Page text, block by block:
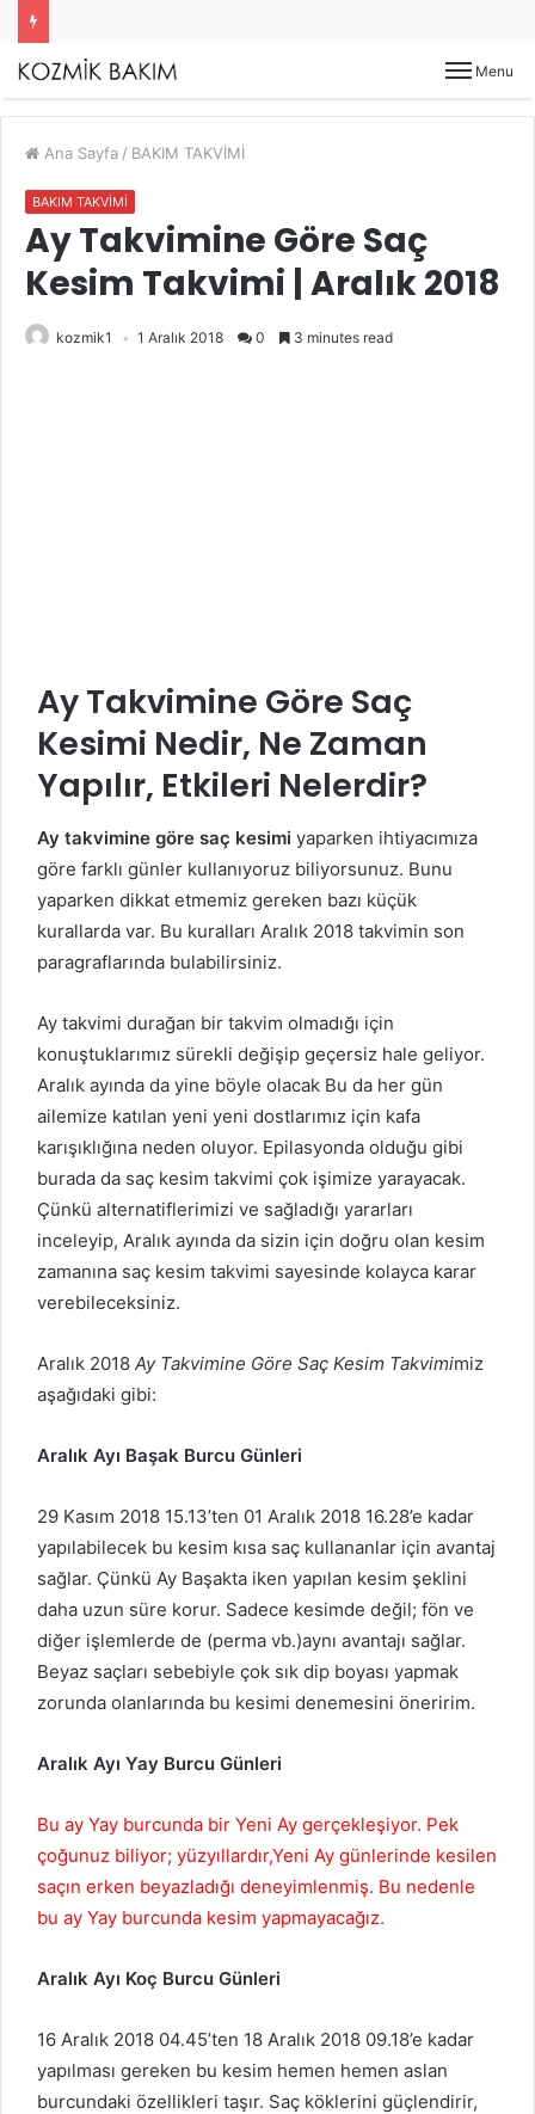
Menu
Ana Sayfa / BAKIM TAKVİMİ
BAKIM TAKVİMİ
Ay Takvimine Göre Saç
Kesim Takvimi | Aralık 2018
kozmik1 1 Aralık 2018 0 3 minutes read
Ay Takvimine Göre Saç
Kesimi Nedir, Ne Zaman
Yapılır, Etkileri Nelerdir?
Ay takvimine göre saç kesimi yaparken ihtiyacımıza
göre farklı günler kullanıyoruz biliyorsunuz. Bunu
yaparken dikkat etmemiz gereken bazı küçük
kurallarda var. Bu kuralları Aralık 2018 takvimin son
paragraflarında bulabilirsiniz.
Ay takvimi durağan bir takvim olmadığı için
konuştuklarımız sürekli değişip geçersiz hale geliyor.
Aralık ayında da yine böyle olacak Bu da her gün
ailemize katılan yeni yeni dostlarımız için kafa
karışıklığına neden oluyor. Epilasyonda olduğu gibi
burada da saç kesim takvimi çok işimize yarayacak.
Çünkü alternatiflerimizi ve sağladığı yararları
inceleyip, Aralık ayında da sizin için doğru olan kesim
zamanına saç kesim takvimi sayesinde kolayca karar
verebileceksiniz.
Aralık 2018 Ay Takvimine Göre Saç Kesim Takvimimiz
aşağıdaki gibi:
Aralık Ayı Başak Burcu Günleri
29 Kasım 2018 15.13’ten 01 Aralık 2018 16.28’e kadar
yapılabilecek bu kesim kısa saç kullananlar için avantaj
sağlar. Çünkü Ay Başakta iken yapılan kesim şeklini
daha uzun süre korur. Sadece kesimde değil; fön ve
diğer işlemlerde de (perma vb.)aynı avantajı sağlar.
Beyaz saçları sebebiyle çok sık dip boyası yapmak
zorunda olanlarında bu kesimi denemesini öneririm.
Aralık Ayı Yay Burcu Günleri
Bu ay Yay burcunda bir Yeni Ay gerçekleşiyor. Pek
çoğunuz biliyor; yüzyıllardır,Yeni Ay günlerinde kesilen
saçın erken beyazladığı deneyimlenmiş. Bu nedenle
bu ay Yay burcunda kesim yapmayacağız.
Aralık Ayı Koç Burcu Günleri
16 Aralık 2018 04.45’ten 18 Aralık 2018 09.18’e kadar
yapılması gereken bu kesim hemen hemen aslan
burcundaki özellikleri taşır. Saç köklerini güçlendirir,